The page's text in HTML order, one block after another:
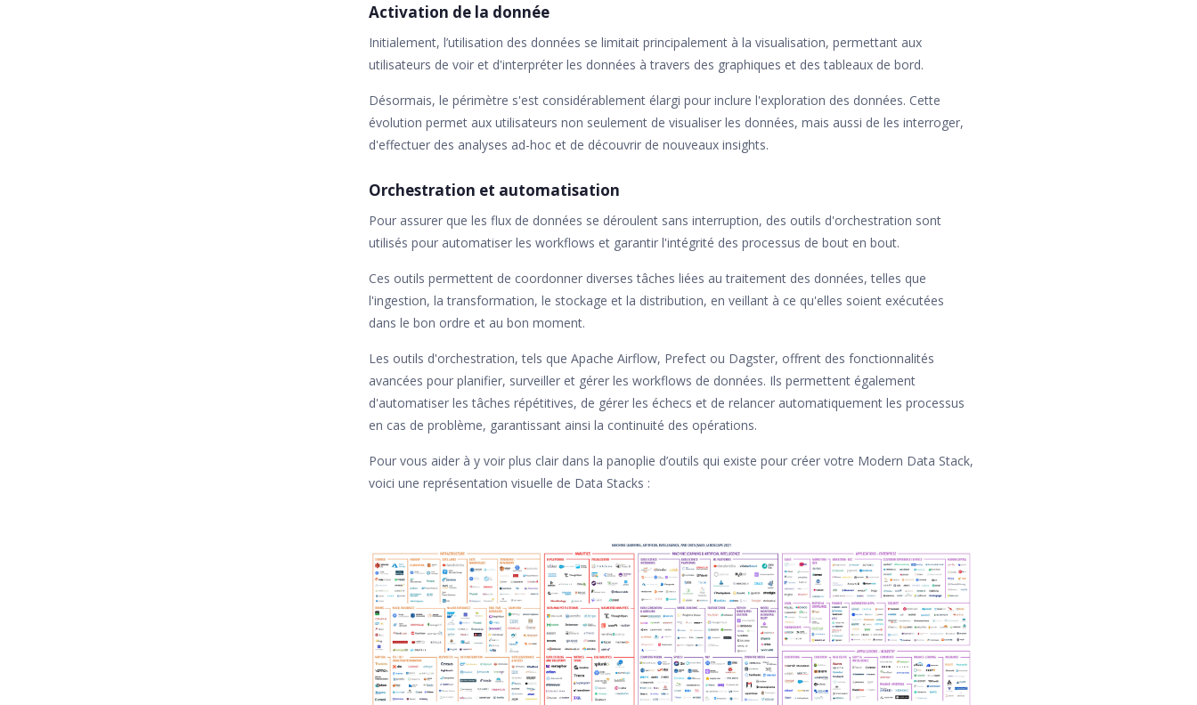
Activation de la donnée
Initialement, l’utilisation des données se limitait principalement à la visualisation, permettant aux
utilisateurs de voir et d'interpréter les données à travers des graphiques et des tableaux de bord.
Désormais, le périmètre s'est considérablement élargi pour inclure l'exploration des données. Cette
évolution permet aux utilisateurs non seulement de visualiser les données, mais aussi de les interroger,
d'effectuer des analyses ad-hoc et de découvrir de nouveaux insights.
Orchestration et automatisation
Pour assurer que les flux de données se déroulent sans interruption, des outils d'orchestration sont
utilisés pour automatiser les workflows et garantir l'intégrité des processus de bout en bout.
Ces outils permettent de coordonner diverses tâches liées au traitement des données, telles que
l'ingestion, la transformation, le stockage et la distribution, en veillant à ce qu'elles soient exécutées
dans le bon ordre et au bon moment.
Les outils d'orchestration, tels que Apache Airflow, Prefect ou Dagster, offrent des fonctionnalités
avancées pour planifier, surveiller et gérer les workflows de données. Ils permettent également
d'automatiser les tâches répétitives, de gérer les échecs et de relancer automatiquement les processus
en cas de problème, garantissant ainsi la continuité des opérations.
Pour vous aider à y voir plus clair dans la panoplie d’outils qui existe pour créer votre Modern Data Stack,
voici une représentation visuelle de Data Stacks :